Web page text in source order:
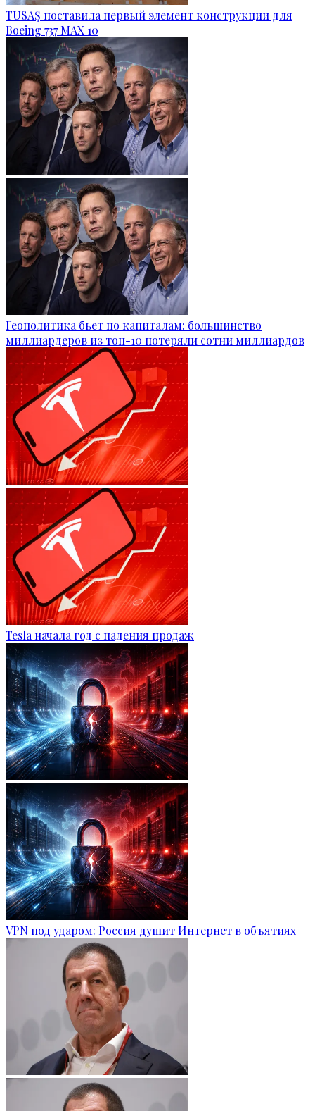
TUSAŞ поставила первый элемент конструкции для
Boeing 737 MAX 10
Геополитика бьет по капиталам: большинство
миллиардеров из топ-10 потеряли сотни миллиардов
Tesla начала год с падения продаж
VPN под ударом: Россия душит Интернет в объятиях